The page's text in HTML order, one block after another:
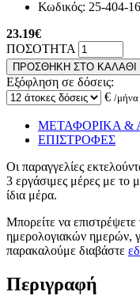
Κωδικός: 25-404-
23.19€
ΠΟΣΟΤΗΤΑ
ΠΡΟΣΘΗΚΗ ΣΤΟ ΚΑΛΑΘΙ
Εξόφληση σε δόσεις:
€ /μήνα
ΜΕΤΑΦΟΡΙΚΑ &
ΕΠΙΣΤΡΟΦΕΣ
Οι παραγγελίες
3 εργάσιμες μέρες με το
ίδια μέρα.
Μπορείτε να
ημερολογιακών ημερών,
παρακαλούμε διαβάστε
Περιγραφή